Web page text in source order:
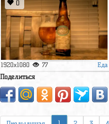
0
1920x1080 77 Еда
Поделиться